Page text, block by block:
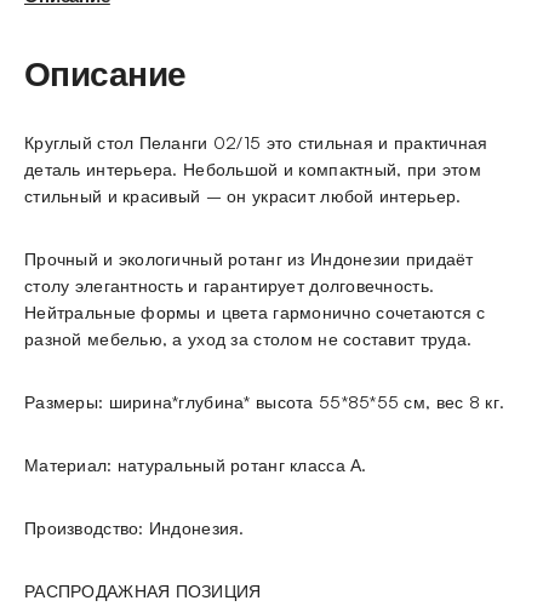
Описание
Круглый стол Пеланги 02/15 это стильная и практичная
деталь интерьера. Небольшой и компактный, при этом
стильный и красивый – он украсит любой интерьер.
Прочный и экологичный ротанг из Индонезии придаёт
столу элегантность и гарантирует долговечность.
Нейтральные формы и цвета гармонично сочетаются с
разной мебелью, а уход за столом не составит труда.
Размеры: ширина*глубина* высота 55*85*55 см, вес 8 кг.
Материал: натуральный ротанг класса А.
Производство: Индонезия.
РАСПРОДАЖНАЯ ПОЗИЦИЯ